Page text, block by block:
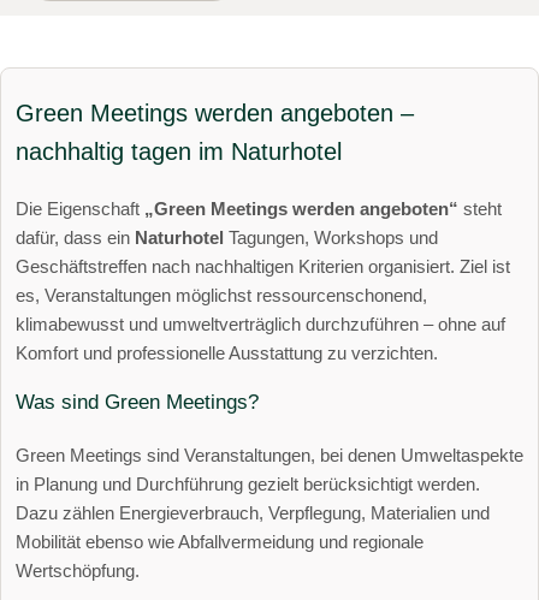
Green Meetings werden angeboten –
nachhaltig tagen im Naturhotel
Die Eigenschaft „Green Meetings werden angeboten“ steht
dafür, dass ein Naturhotel Tagungen, Workshops und
Geschäftstreffen nach nachhaltigen Kriterien organisiert. Ziel ist
es, Veranstaltungen möglichst ressourcenschonend,
klimabewusst und umweltverträglich durchzuführen – ohne auf
Komfort und professionelle Ausstattung zu verzichten.
Was sind Green Meetings?
Green Meetings sind Veranstaltungen, bei denen Umweltaspekte
in Planung und Durchführung gezielt berücksichtigt werden.
Dazu zählen Energieverbrauch, Verpflegung, Materialien und
Mobilität ebenso wie Abfallvermeidung und regionale
Wertschöpfung.